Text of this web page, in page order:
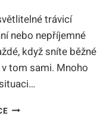
trávicí
nebo nepříjemné
když sníte běžné
tom sami. Mnoho
ALERGIE